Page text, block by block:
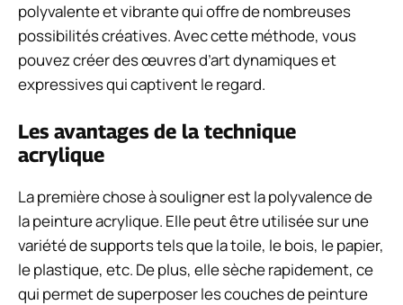
polyvalente et vibrante qui offre de nombreuses
possibilités créatives. Avec cette méthode, vous
pouvez créer des œuvres d’art dynamiques et
expressives qui captivent le regard.
Les avantages de la technique
acrylique
La première chose à souligner est la polyvalence de
la peinture acrylique. Elle peut être utilisée sur une
variété de supports tels que la toile, le bois, le papier,
le plastique, etc. De plus, elle sèche rapidement, ce
qui permet de superposer les couches de peinture